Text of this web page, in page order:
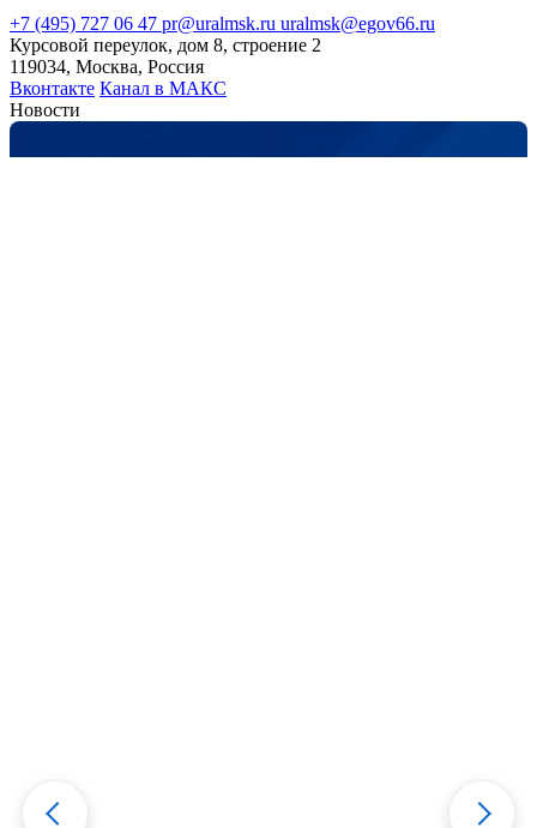
+7 (495) 727 06 47 pr@uralmsk.ru uralmsk@egov66.ru
Курсовой переулок, дом 8, строение 2
119034, Москва, Россия
Вконтакте Канал в МАКС
Новости